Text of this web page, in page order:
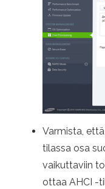
Varmista,
tilassa osa
vaikuttaviin
ottaa AHCI -